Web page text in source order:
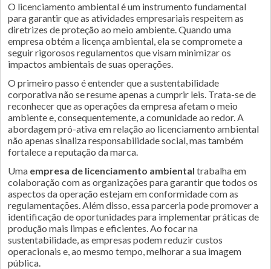
O licenciamento ambiental é um instrumento fundamental
para garantir que as atividades empresariais respeitem as
diretrizes de proteção ao meio ambiente. Quando uma
empresa obtém a licença ambiental, ela se compromete a
seguir rigorosos regulamentos que visam minimizar os
impactos ambientais de suas operações.
O primeiro passo é entender que a sustentabilidade
corporativa não se resume apenas a cumprir leis. Trata-se de
reconhecer que as operações da empresa afetam o meio
ambiente e, consequentemente, a comunidade ao redor. A
abordagem pró-ativa em relação ao licenciamento ambiental
não apenas sinaliza responsabilidade social, mas também
fortalece a reputação da marca.
Uma empresa de licenciamento ambiental trabalha em
colaboração com as organizações para garantir que todos os
aspectos da operação estejam em conformidade com as
regulamentações. Além disso, essa parceria pode promover a
identificação de oportunidades para implementar práticas de
produção mais limpas e eficientes. Ao focar na
sustentabilidade, as empresas podem reduzir custos
operacionais e, ao mesmo tempo, melhorar a sua imagem
pública.